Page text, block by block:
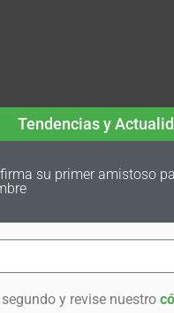
Tendencias y
su primer amistoso
y revise nuestro